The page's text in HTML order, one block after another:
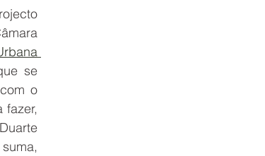
se
o
fazer,